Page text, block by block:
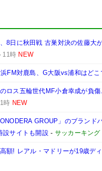
8日に秋田戦 古巣対決の佐藤大
11時 NEW
FM対鹿島、G大阪vs浦和はど
ロス五輪世代MF小倉幸成が負
時 NEW
GROUP」のブランド
設サイトも開設 - サッカーキング
額! レアル・マドリーが19歳デ